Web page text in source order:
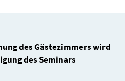
des Gästezimmers wird
des Seminars